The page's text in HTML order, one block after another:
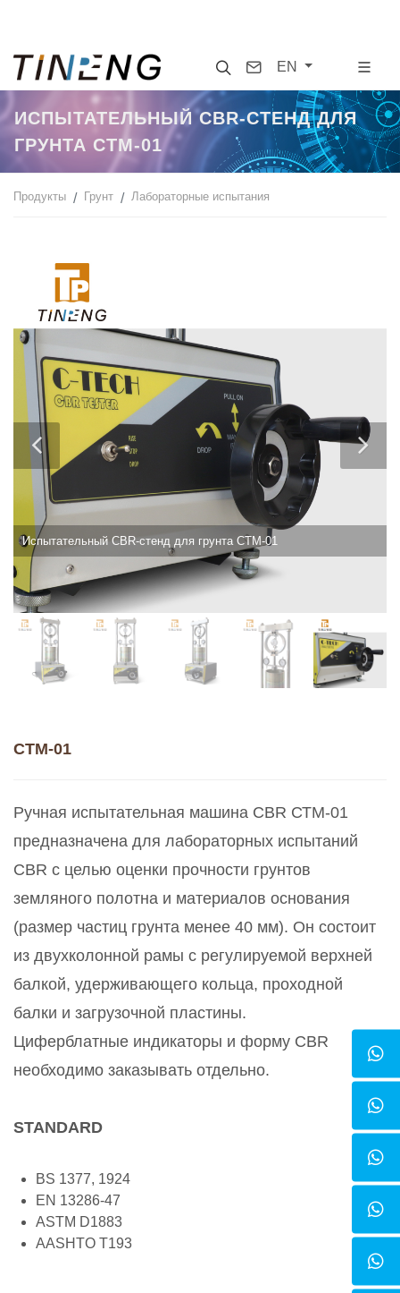
SearchContact
EN
ИСПЫТАТЕЛЬНЫЙ CBR-СТЕНД ДЛЯ
ГРУНТА CTM-01
Продукты Грунт Лабораторные испытания
Испытательный CBR-стенд для грунта CTM-01
CTM-01
Ручная испытательная машина CBR СТМ-01
предназначена для лабораторных испытаний
CBR с целью оценки прочности грунтов
земляного полотна и материалов основания
(размер частиц грунта менее 40 мм). Он состоит
из двухколонной рамы с регулируемой верхней
балкой, удерживающего кольца, проходной
балки и загрузочной пластины.
Циферблатные индикаторы и форму CBR
необходимо заказывать отдельно.
STANDARD
BS 1377, 1924
EN 13286-47
ASTM D1883
AASHTO T193